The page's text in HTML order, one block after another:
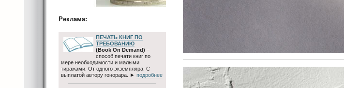
Реклама:
ПЕЧАТЬ КНИГ ПО
ТРЕБОВАНИЮ
(Book On Demand) –
способ печати книг по
мере необходимости и малыми
тиражами. От одного экземпляра. С
выплатой автору гонорара. ► подробнее